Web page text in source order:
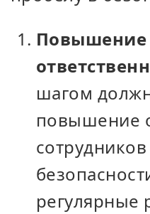
Повышение
шагом
повышение
регулярные